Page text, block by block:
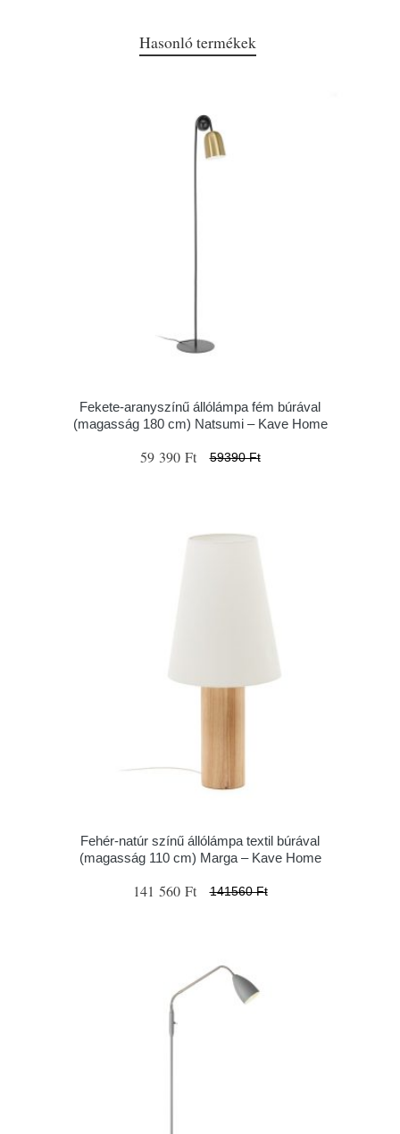
Hasonló termékek
Fekete-aranyszínű állólámpa fém búrával
(magasság 180 cm) Natsumi – Kave Home
59 390 Ft 59390 Ft
Fehér-natúr színű állólámpa textil búrával
(magasság 110 cm) Marga – Kave Home
141 560 Ft 141560 Ft